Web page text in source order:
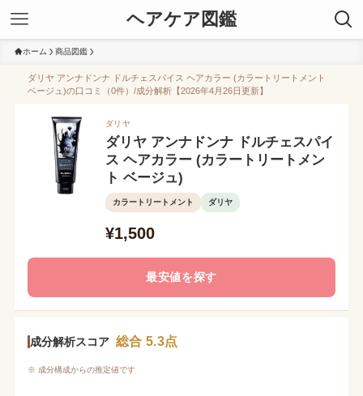
ヘアケア図鑑
ホーム 商品図鑑
ダリヤ アンナドンナ ドルチェスパイス ヘアカラー (カラートリートメント
ベージュ)の口コミ（0件）/成分解析【2026年4月26日更新】
ダリヤ
ダリヤ アンナドンナ ドルチェスパイ
ス ヘアカラー (カラートリートメン
ト ベージュ)
カラートリートメント ダリヤ
¥1,500
最安値を探す
成分解析スコア 総合 5.3点
※ 成分構成からの推定値です